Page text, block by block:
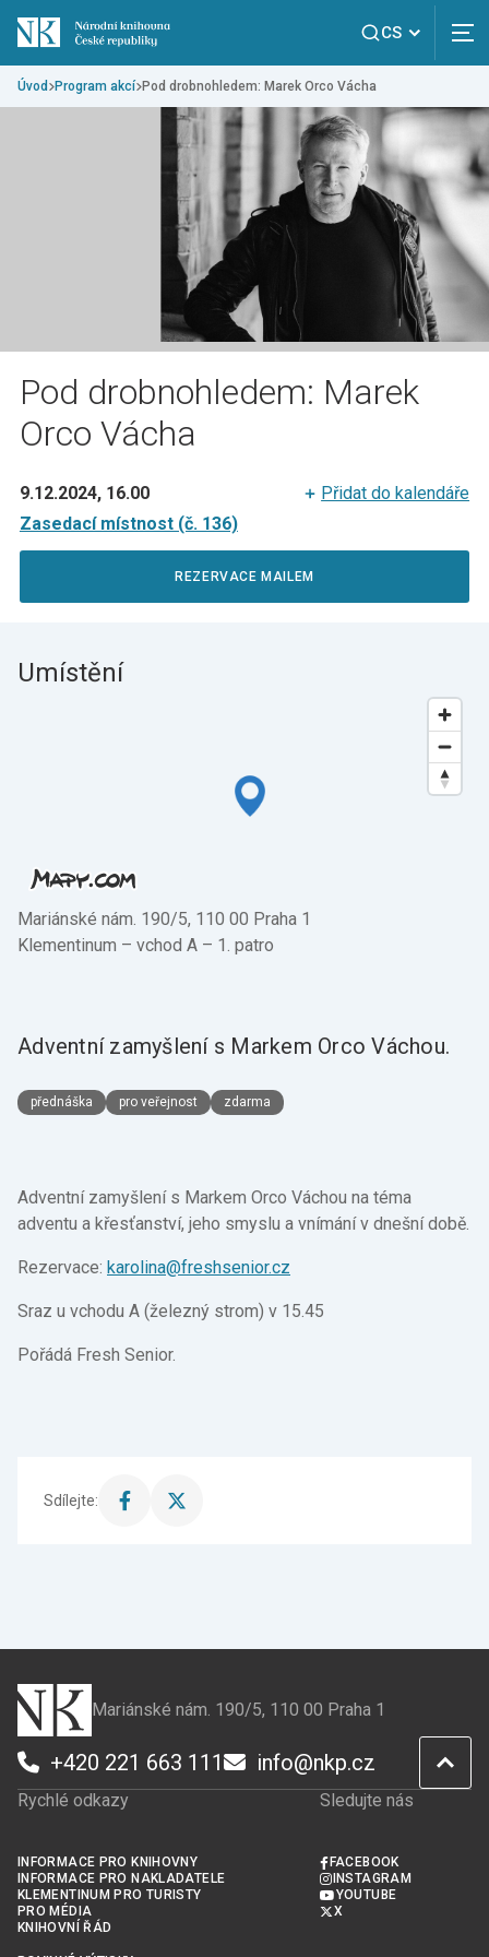
CS
Úvod Program akcí Pod drobnohledem: Marek Orco Vácha
Pod drobnohledem: Marek
Orco Vácha
9.12.2024, 16.00
Přidat do kalendáře
Zasedací místnost (č. 136)
REZERVACE MAILEM
Umístění
Mariánské nám. 190/5, 110 00 Praha 1
Klementinum –⁠ vchod A –⁠ 1. patro
Adventní zamyšlení s Markem Orco Váchou.
přednáška pro veřejnost zdarma
Adventní zamyšlení s Markem Orco Váchou na téma
adventu a křesťanství, jeho smyslu a vnímání v dnešní době.
Rezervace: karolina@freshsenior.cz
Sraz u vchodu A (železný strom) v 15.45
Pořádá Fresh Senior.
Sdílejte:
Sdílet
Sdílet
Mariánské nám. 190/5, 110 00 Praha 1
+420 221 663 111 info@nkp.cz
Rychlé odkazy
INFORMACE PRO KNIHOVNY
INFORMACE PRO NAKLADATELE
KLEMENTINUM PRO TURISTY
PRO MÉDIA
KNIHOVNÍ ŘÁD
Sledujte nás
FACEBOOK
INSTAGRAM
YOUTUBE
X